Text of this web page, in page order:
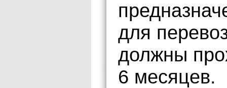
для
должны
6 месяцев.